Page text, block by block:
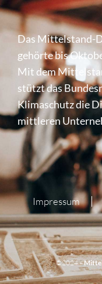
Das Mittel­stand-
gehörte bis
Mit dem
stützt das
Klima­schutz die
mittleren
Impressum
©2024 –